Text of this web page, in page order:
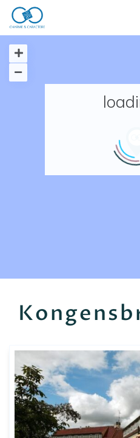
Accueil
Nos adresses en